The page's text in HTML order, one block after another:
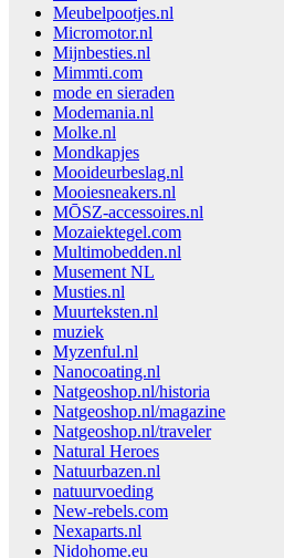
Meubelpootjes.nl
Micromotor.nl
Mijnbesties.nl
Mimmti.com
mode en sieraden
Modemania.nl
Molke.nl
Mondkapjes
Mooideurbeslag.nl
Mooiesneakers.nl
MŌSZ-accessoires.nl
Mozaiektegel.com
Multimobedden.nl
Musement NL
Musties.nl
Muurteksten.nl
muziek
Myzenful.nl
Nanocoating.nl
Natgeoshop.nl/historia
Natgeoshop.nl/magazine
Natgeoshop.nl/traveler
Natural Heroes
Natuurbazen.nl
natuurvoeding
New-rebels.com
Nexaparts.nl
Nidohome.eu